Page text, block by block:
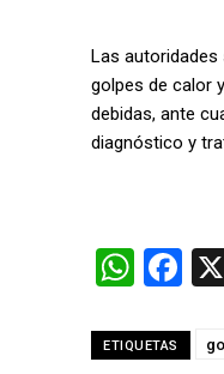
Las
golpes de calor
debidas, ante
diagnóstico y
W
at
F
ce
ETIQUETAS